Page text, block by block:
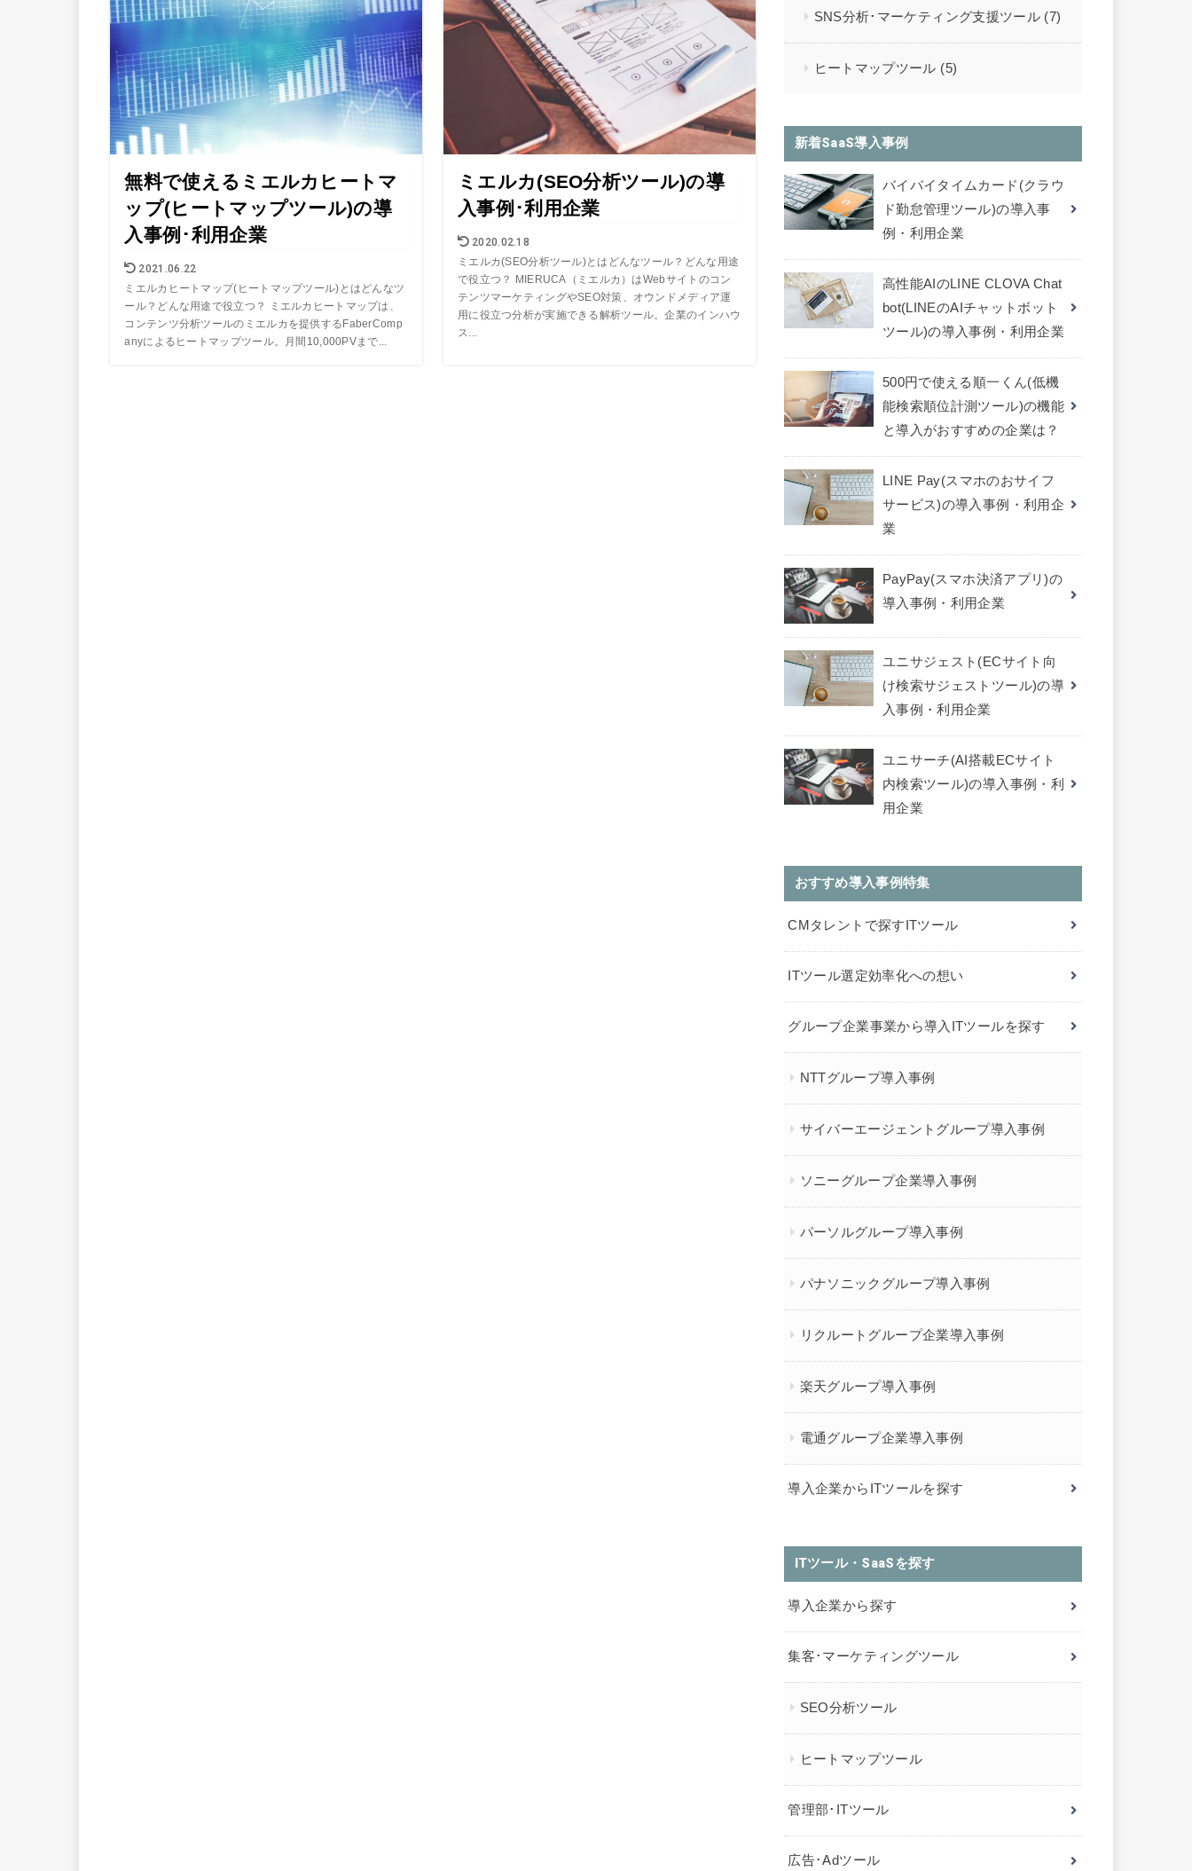
無料で使えるミエルカヒートマ
ップ(ヒートマップツール)の導
入事例･利用企業
2021.06.22
ミエルカヒートマップ(ヒートマップツール)とはどんなツ
ール？どんな用途で役立つ？ ミエルカヒートマップは、
コンテンツ分析ツールのミエルカを提供するFaberComp
anyによるヒートマップツール。月間10,000PVまで...
ミエルカ(SEO分析ツール)の導
入事例･利用企業
2020.02.18
ミエルカ(SEO分析ツール)とはどんなツール？どんな用途
で役立つ？ MIERUCA（ミエルカ）はWebサイトのコン
テンツマーケティングやSEO対策、オウンドメディア運
用に役立つ分析が実施できる解析ツール。企業のインハウ
ス...
SNS分析･マーケティング支援ツール (7)
ヒートマップツール (5)
新着SaaS導入事例
バイバイタイムカード(クラウ
ド勤怠管理ツール)の導入事
例・利用企業
高性能AIのLINE CLOVA Chat
bot(LINEのAIチャットボット
ツール)の導入事例・利用企業
500円で使える順一くん(低機
能検索順位計測ツール)の機能
と導入がおすすめの企業は？
LINE Pay(スマホのおサイフ
サービス)の導入事例・利用企
業
PayPay(スマホ決済アプリ)の
導入事例・利用企業
ユニサジェスト(ECサイト向
け検索サジェストツール)の導
入事例・利用企業
ユニサーチ(AI搭載ECサイト
内検索ツール)の導入事例・利
用企業
おすすめ導入事例特集
CMタレントで探すITツール
ITツール選定効率化への想い
グループ企業事業から導入ITツールを探す
NTTグループ導入事例
サイバーエージェントグループ導入事例
ソニーグループ企業導入事例
パーソルグループ導入事例
パナソニックグループ導入事例
リクルートグループ企業導入事例
楽天グループ導入事例
電通グループ企業導入事例
導入企業からITツールを探す
ITツール・SaaSを探す
導入企業から探す
集客･マーケティングツール
SEO分析ツール
ヒートマップツール
管理部･ITツール
広告･Adツール